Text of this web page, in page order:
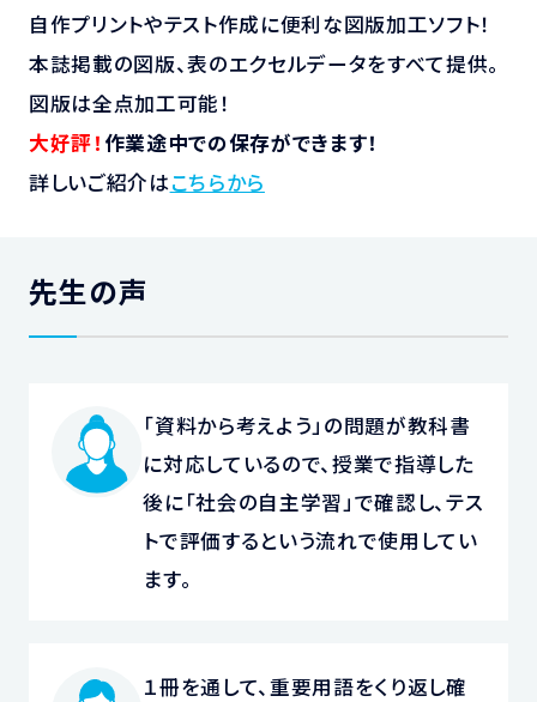
自作プリントやテスト作成に便利な図版加工ソフト！
本誌掲載の図版、表のエクセルデータをすべて提供。
図版は全点加工可能！
大好評！ 作業途中での保存ができます！
詳しいご紹介はこちらから
先生の声
「資料から考えよう」の問題が教科書
に対応しているので、授業で指導した
後に「社会の自主学習」で確認し、テス
トで評価するという流れで使用してい
ます。
１冊を通して、重要用語をくり返し確